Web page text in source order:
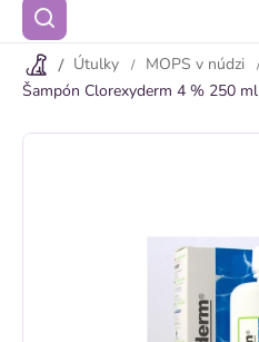
Útulky
MOPS v núdzi
Šampón Clorexyderm 4 % 250 ml